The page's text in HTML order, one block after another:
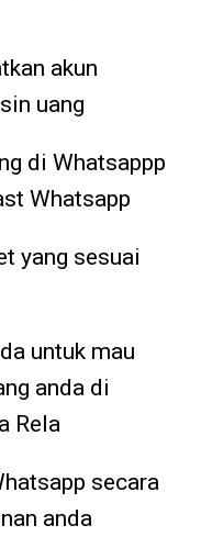
akun
uang
di Whatsappp
Whatsapp
yang sesuai
untuk mau
anda di
Rela
secara
anda